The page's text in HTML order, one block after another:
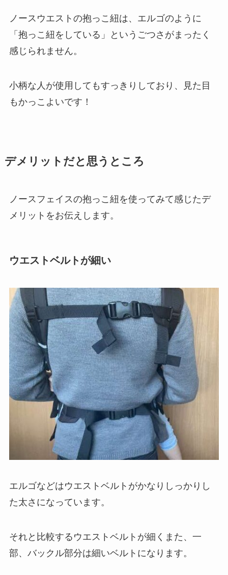
ノースウエストの抱っこ紐は、エルゴのように
「抱っこ紐をしている」というごつさがまったく
感じられません。
小柄な人が使用してもすっきりしており、見た目
もかっこよいです！
デメリットだと思うところ
ノースフェイスの抱っこ紐を使ってみて感じたデ
メリットをお伝えします。
ウエストベルトが細い
エルゴなどはウエストベルトがかなりしっかりし
た太さになっています。
それと比較するウエストベルトが細くまた、一
部、バックル部分は細いベルトになります。